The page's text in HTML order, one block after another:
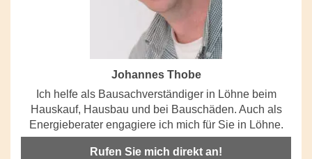
Johannes Thobe
Ich helfe als Bausachverständiger in Löhne beim
Hauskauf, Hausbau und bei Bauschäden. Auch als
Energieberater engagiere ich mich für Sie in Löhne.
Rufen Sie mich direkt an!